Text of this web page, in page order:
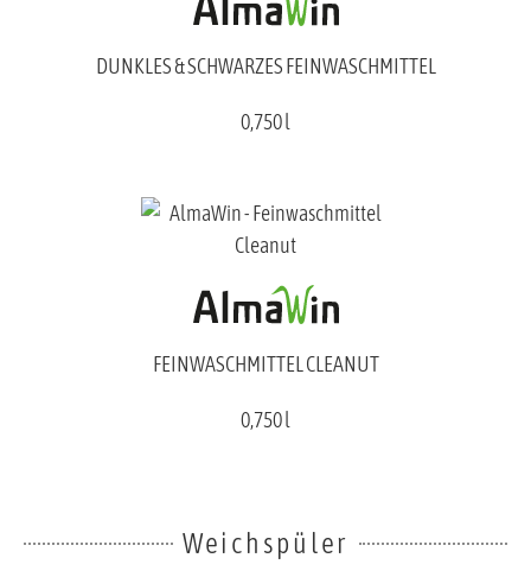
DUNKLES & SCHWARZES FEINWASCHMITTEL
0,750 l
FEINWASCHMITTEL CLEANUT
0,750 l
Weichspüler